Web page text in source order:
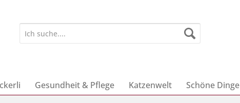
Gesundheit & Pflege Katzenwelt Schöne Dinge